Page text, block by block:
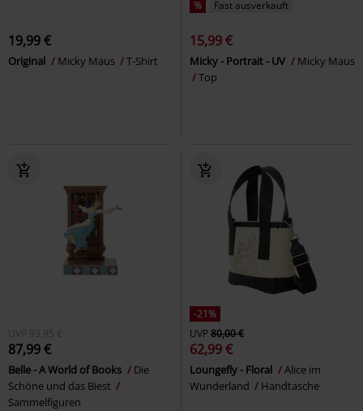
19,99 €
Original Micky Maus T-Shirt
% Fast ausverkauft
15,99 €
Micky - Portrait - UV
Micky Maus
Top
UVP 93,95 €
87,99 €
Belle - A World of Books
Die
Schöne und das Biest
Sammelfiguren
-21%
UVP80,00 €
62,99 €
Loungefly - Floral
Alice im
Wunderland
Handtasche